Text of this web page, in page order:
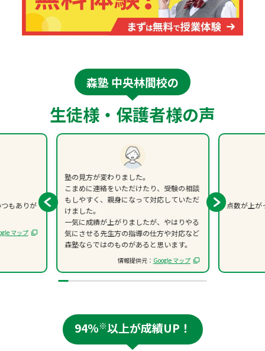
森塾 中央林間校の
生徒様・保護者様の声
もありが
マップ
塾の見方が変わりました。
こまめに連絡をいただけたり、受験の相談
もしやすく、親身になって対応していただ
けました。
一気に成績が上がりましたが、やはりやる
気にさせる先生方の指導の仕方や対応など
森塾ならではのものがあると思います。
情報提供元： Google マップ
点数が上が
94%※以上が成績UP！